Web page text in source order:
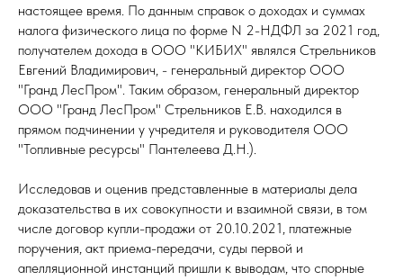
настоящее время. По данным справок о доходах и суммах
налога физического лица по форме N 2-НДФЛ за 2021 год,
получателем дохода в ООО "КИБИХ" являлся Стрельников
Евгений Владимирович, - генеральный директор ООО
"Гранд ЛесПром". Таким образом, генеральный директор
ООО "Гранд ЛесПром" Стрельников Е.В. находился в
прямом подчинении у учредителя и руководителя ООО
"Топливные ресурсы" Пантелеева Д.Н.).
Исследовав и оценив представленные в материалы дела
доказательства в их совокупности и взаимной связи, в том
числе договор купли-продажи от 20.10.2021, платежные
поручения, акт приема-передачи, суды первой и
апелляционной инстанций пришли к выводам, что спорные